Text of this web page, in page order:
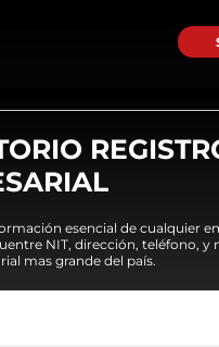
esencial de cualquier
NIT, dirección, teléfono, y
mas grande del país.